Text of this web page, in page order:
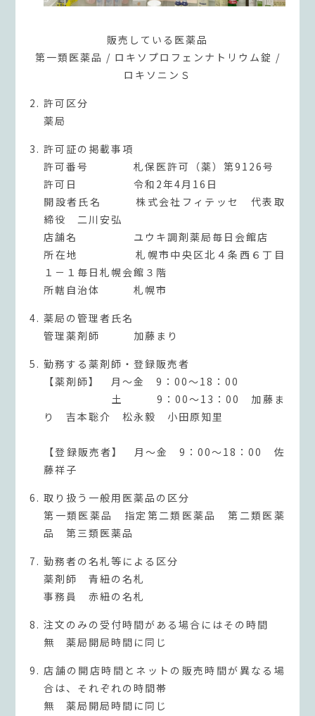
販売している医薬品
第一類医薬品 / ロキソプロフェンナトリウム錠 /
ロキソニンＳ
許可区分
薬局
許可証の掲載事項
許可番号 札保医許可（薬）第9126号
許可日 令和2年4月16日
開設者氏名 株式会社フィテッセ 代表取
締役 二川安弘
店舗名 ユウキ調剤薬局毎日会館店
所在地 札幌市中央区北４条西６丁目
１－１毎日札幌会館３階
所轄自治体 札幌市
薬局の管理者氏名
管理薬剤師 加藤まり
勤務する薬剤師・登録販売者
【薬剤師】 月～金 9：00～18：00
土 9：00～13：00 加藤ま
り 吉本聡介 松永毅 小田原知里
【登録販売者】 月～金 9：00～18：00 佐
藤祥子
取り扱う一般用医薬品の区分
第一類医薬品 指定第二類医薬品 第二類医薬
品 第三類医薬品
勤務者の名札等による区分
薬剤師 青紐の名札
事務員 赤紐の名札
注文のみの受付時間がある場合にはその時間
無 薬局開局時間に同じ
店舗の開店時間とネットの販売時間が異なる場
合は、それぞれの時間帯
無 薬局開局時間に同じ